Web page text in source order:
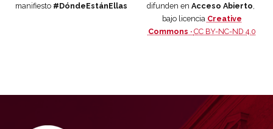
manifiesto #DóndeEstánEllas
difunden en Acceso Abierto
bajo licencia Creative
Commons · CC BY-NC-ND 4.0